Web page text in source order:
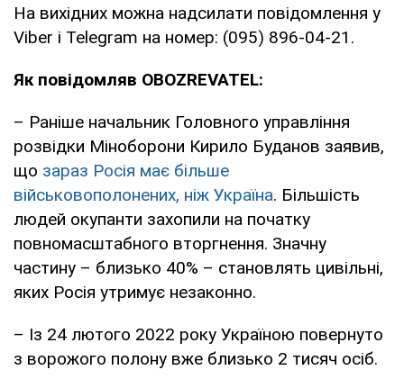
На вихідних можна надсилати повідомлення у
Viber і Telegram на номер: (095) 896-04-21.
Як повідомляв OBOZREVATEL:
– Раніше начальник Головного управління
розвідки Міноборони Кирило Буданов заявив,
що зараз Росія має більше
військовополонених, ніж Україна. Більшість
людей окупанти захопили на початку
повномасштабного вторгнення. Значну
частину – близько 40% – становлять цивільні,
яких Росія утримує незаконно.
– Із 24 лютого 2022 року Україною повернуто
з ворожого полону вже близько 2 тисяч осіб.